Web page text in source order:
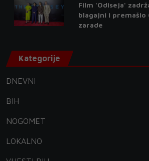
Film 'Odiseja'
blagajni i premašio
zarade
Kategorije
DNEVNI
BIH
NOGOMET
LOKALNO